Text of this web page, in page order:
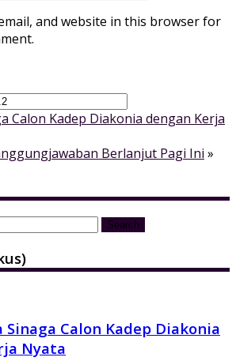
and website in this browser for
Calon Kadep Diakonia dengan Kerja
Berlanjut Pagi Ini »
Sinaga Calon Kadep Diakonia
Nyata